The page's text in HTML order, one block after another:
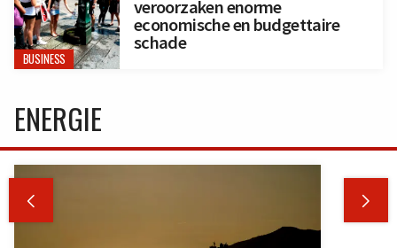
BUSINESS
veroorzaken enorme
economische en budgettaire
schade
ENERGIE
 